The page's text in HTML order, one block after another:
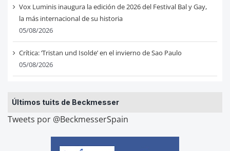
Vox Luminis inaugura la edición de 2026 del Festival Bal y Gay,
la más internacional de su historia
05/08/2026
Crítica: ‘Tristan und Isolde’ en el invierno de Sao Paulo
05/08/2026
Últimos tuits de Beckmesser
Tweets por @BeckmesserSpain